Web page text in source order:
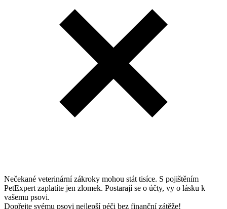
Nečekané veterinární zákroky mohou stát tisíce. S pojištěním
PetExpert zaplatíte jen zlomek. Postarají se o účty, vy o lásku k
vašemu psovi.
Dopřejte svému psovi nejlepší péči bez finanční zátěže!